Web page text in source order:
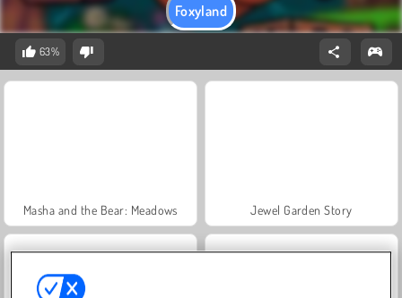
Foxyland
63%
Masha and the Bear: Meadows Jewel Garden Story